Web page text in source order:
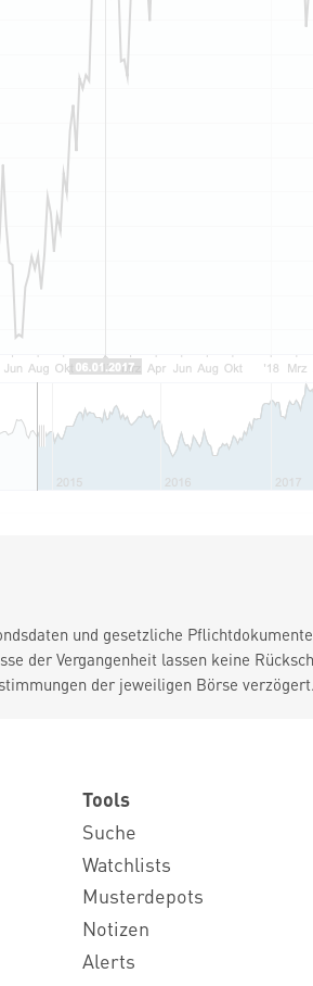
und gesetzliche
der Vergangenheit lassen keine
der jeweiligen Börse
Tools
Suche
Watchlists
Musterdepots
Notizen
Alerts